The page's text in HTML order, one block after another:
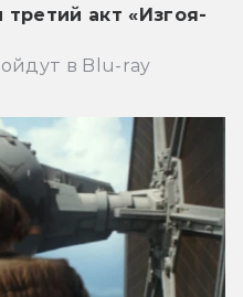
акт «Изгоя-
в Blu-ray